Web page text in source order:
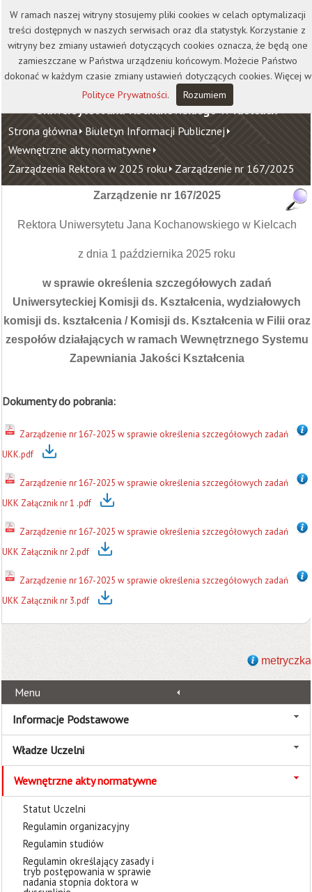
Kontakt Biblioteka
Wydawnictwo
Wirtualna Uczelnia
Uniwersytet Jana Kochanowskiego w Kielcach
Strona główna Biuletyn Informacji Publicznej
Wewnętrzne akty normatywne
Zarządzenia Rektora w 2025 roku Zarządzenie nr 167/2025
Zarządzenie nr 167/2025
Rektora Uniwersytetu Jana Kochanowskiego w Kielcach
z dnia 1 października 2025 roku
w sprawie określenia szczegółowych zadań
Uniwersyteckiej Komisji ds. Kształcenia, wydziałowych
komisji ds. kształcenia / Komisji ds. Kształcenia w Filii oraz
zespołów działających w ramach Wewnętrznego Systemu
Zapewniania Jakości Kształcenia
Dokumenty do pobrania:
Zarządzenie nr 167-2025 w sprawie określenia szczegółowych zadań
UKK.pdf
Zarządzenie nr 167-2025 w sprawie określenia szczegółowych zadań
UKK Załącznik nr 1 .pdf
Zarządzenie nr 167-2025 w sprawie określenia szczegółowych zadań
UKK Załącznik nr 2.pdf
Zarządzenie nr 167-2025 w sprawie określenia szczegółowych zadań
UKK Załącznik nr 3.pdf
metryczka
Menu
Informacje Podstawowe
Władze Uczelni
Wewnętrzne akty normatywne
Statut Uczelni
Regulamin organizacyjny
Regulamin studiów
Regulamin określający zasady i
tryb postępowania w sprawie
nadania stopnia doktora w
W ramach naszej witryny stosujemy pliki cookies w celach optymalizacji
treści dostępnych w naszych serwisach oraz dla statystyk. Korzystanie z
witryny bez zmiany ustawień dotyczących cookies oznacza, że będą one
zamieszczane w Państwa urządzeniu końcowym. Możecie Państwo
dokonać w każdym czasie zmiany ustawień dotyczących cookies. Więcej w
Polityce Prywatności. Rozumiem